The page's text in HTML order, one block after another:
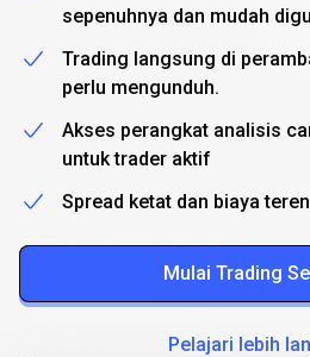
sepenuhnya dan mudah
Trading langsung di
perlu mengunduh.
Akses perangkat analisis
untuk trader aktif
Spread ketat dan biaya
Mulai Trading
Pelajari lebih